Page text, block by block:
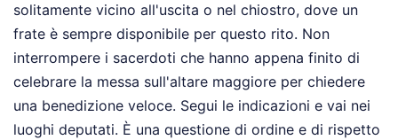
solitamente vicino all'uscita o nel chiostro, dove un
frate è sempre disponibile per questo rito. Non
interrompere i sacerdoti che hanno appena finito di
celebrare la messa sull'altare maggiore per chiedere
una benedizione veloce. Segui le indicazioni e vai nei
luoghi deputati. È una questione di ordine e di rispetto